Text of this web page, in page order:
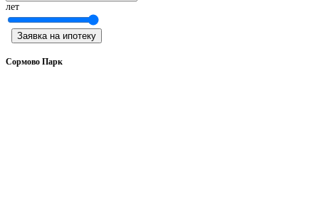
лет
Заявка на ипотеку
Сормово Парк